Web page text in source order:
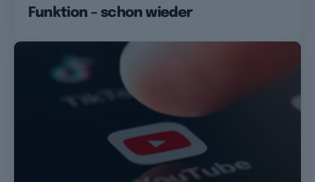
Funktion – schon wieder